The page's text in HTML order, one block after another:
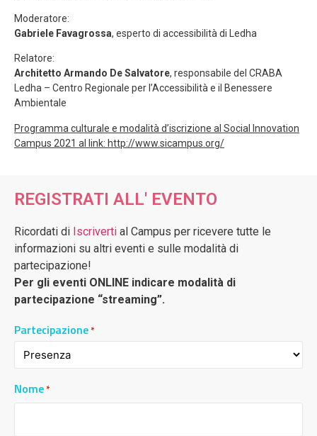
Moderatore:
Gabriele Favagrossa, esperto di accessibilità di Ledha
Relatore:
Architetto Armando De Salvatore, responsabile del CRABA
Ledha – Centro Regionale per l’Accessibilità e il Benessere
Ambientale
Programma culturale e modalità d’iscrizione al Social Innovation
Campus 2021 al link: http://www.sicampus.org/
REGISTRATI ALL' EVENTO
Ricordati di Iscriverti al Campus per ricevere tutte le
informazioni su altri eventi e sulle modalità di
partecipazione!
Per gli eventi ONLINE indicare modalità di
partecipazione “streaming”.
Partecipazione*
Nome*